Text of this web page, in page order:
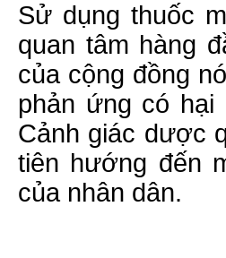
Sử dụng thuốc
quan tâm hàng
của cộng đồng
phản ứng có hại
Cảnh giác dược
tiên hướng đến
của nhân dân.